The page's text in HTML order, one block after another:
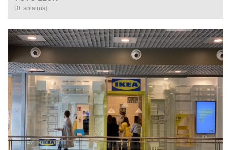
[0. solairua]